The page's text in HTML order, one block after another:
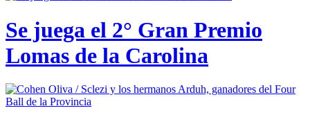
Se juega el 2° Gran Premio
Lomas de la Carolina